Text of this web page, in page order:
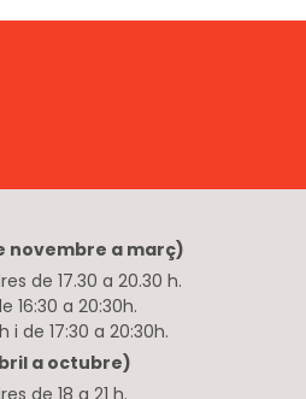
novembre a març)
de 17.30 a 20.30 h.
16:30 a 20:30h.
i de 17:30 a 20:30h.
a octubre)
de 18 a 21 h.